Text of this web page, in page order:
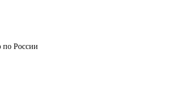
по России